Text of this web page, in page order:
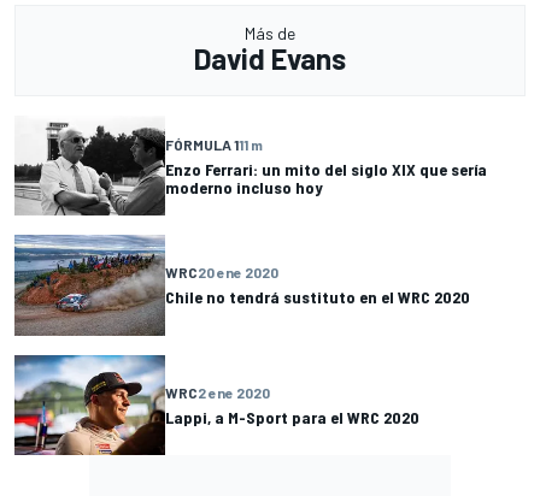
Más de
David Evans
FÓRMULA 111 m
Enzo Ferrari: un mito del siglo XIX que sería
moderno incluso hoy
WRC20 ene 2020
Chile no tendrá sustituto en el WRC 2020
WRC2 ene 2020
Lappi, a M-Sport para el WRC 2020